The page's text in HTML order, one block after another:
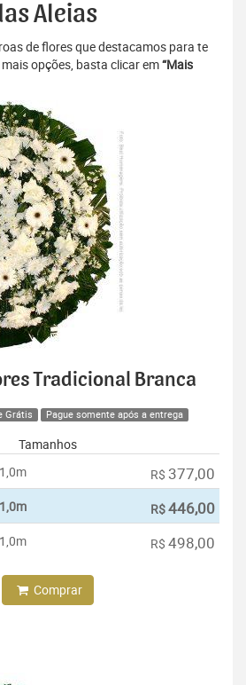
Aleias
de flores que destacamos para te
opções, basta clicar em“Mais
Tradicional Branca
Grátis Pague somente após a entrega
Tamanhos
R$ 377,00
R$446,00
R$ 498,00
Comprar